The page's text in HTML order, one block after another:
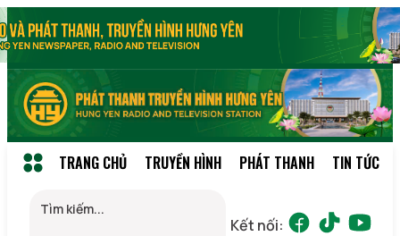
TRANG CHỦ TRUYỀN HÌNH PHÁT THANH TIN TỨC
Kết nối: